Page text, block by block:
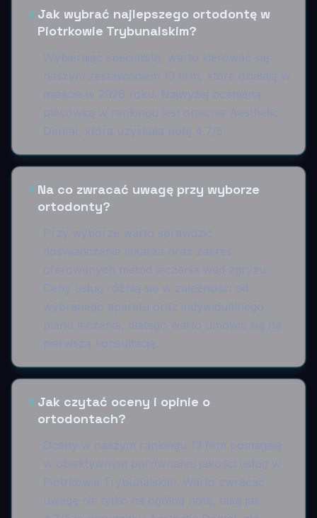
Jak wybrać najlepszego ortodontę w
Piotrkowie Trybunalskim?
Na co zwracać uwagę przy wyborze
ortodonty?
Jak czytać oceny i opinie o
ortodontach?